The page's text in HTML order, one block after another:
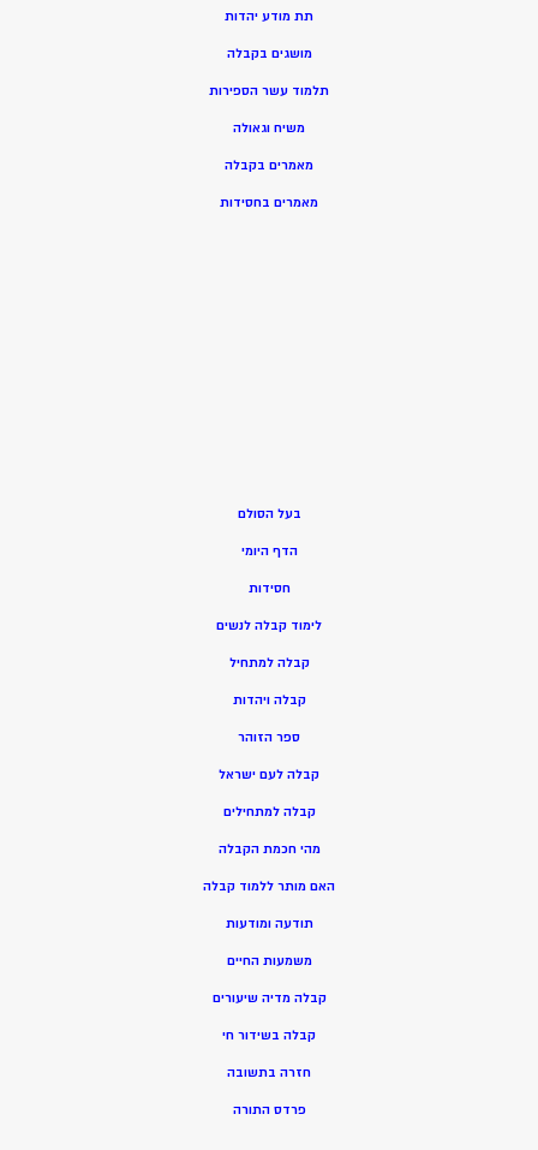
תת מודע יהדות
מושגים בקבלה
תלמוד עשר הספירות
משיח וגאולה
מאמרים בקבלה
מאמרים בחסידות
בעל הסולם
הדף היומי
חסידות
לימוד קבלה לנשים
קבלה למתחיל
קבלה ויהדות
ספר הזוהר
קבלה לעם ישראל
קבלה למתחילים
מהי חכמת הקבלה
האם מותר ללמוד קבלה
תודעה ומודעות
משמעות החיים
קבלה מדיה שיעורים
קבלה בשידור חי
חזרה בתשובה
פרדס התורה